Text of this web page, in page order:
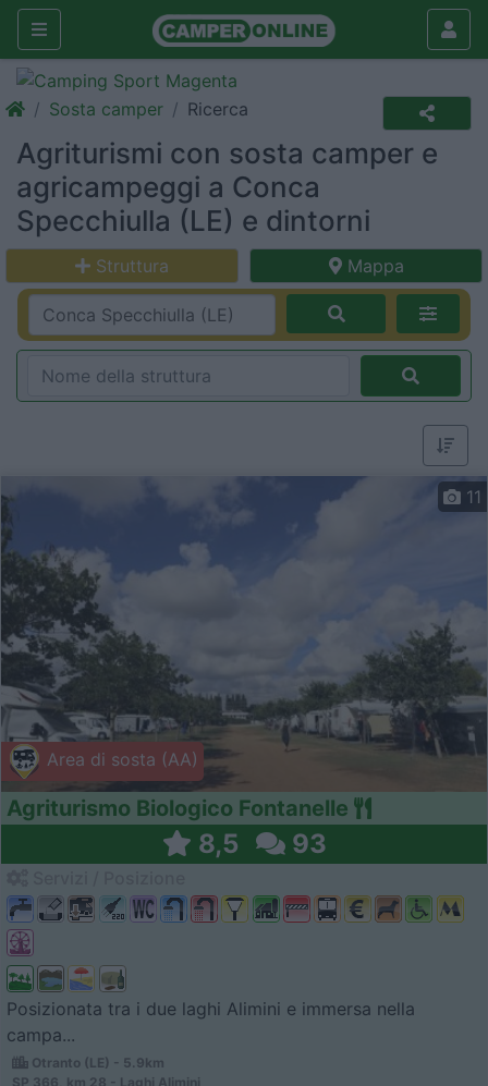
Sosta camper Ricerca
Agriturismi con sosta camper e
agricampeggi a Conca
Specchiulla (LE) e dintorni
Struttura Mappa
Area di sosta (AA)
11
Agriturismo Biologico Fontanelle
8,5 93
Posizionata tra i due laghi Alimini e immersa nella
campa...
Otranto (LE) - 5.9km
SP 366, km 28 - Laghi Alimini